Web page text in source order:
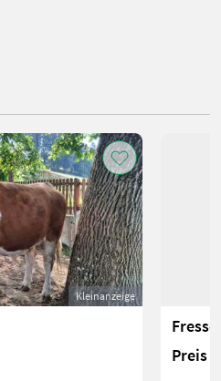
Kleinanzeige
Preis